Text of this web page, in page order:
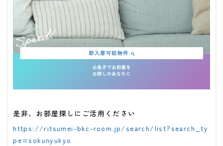
是非、お部屋探しにご活用ください
https://ritsumei-bkc-room.jp/search/list?search_ty
pe=sokunyukyo